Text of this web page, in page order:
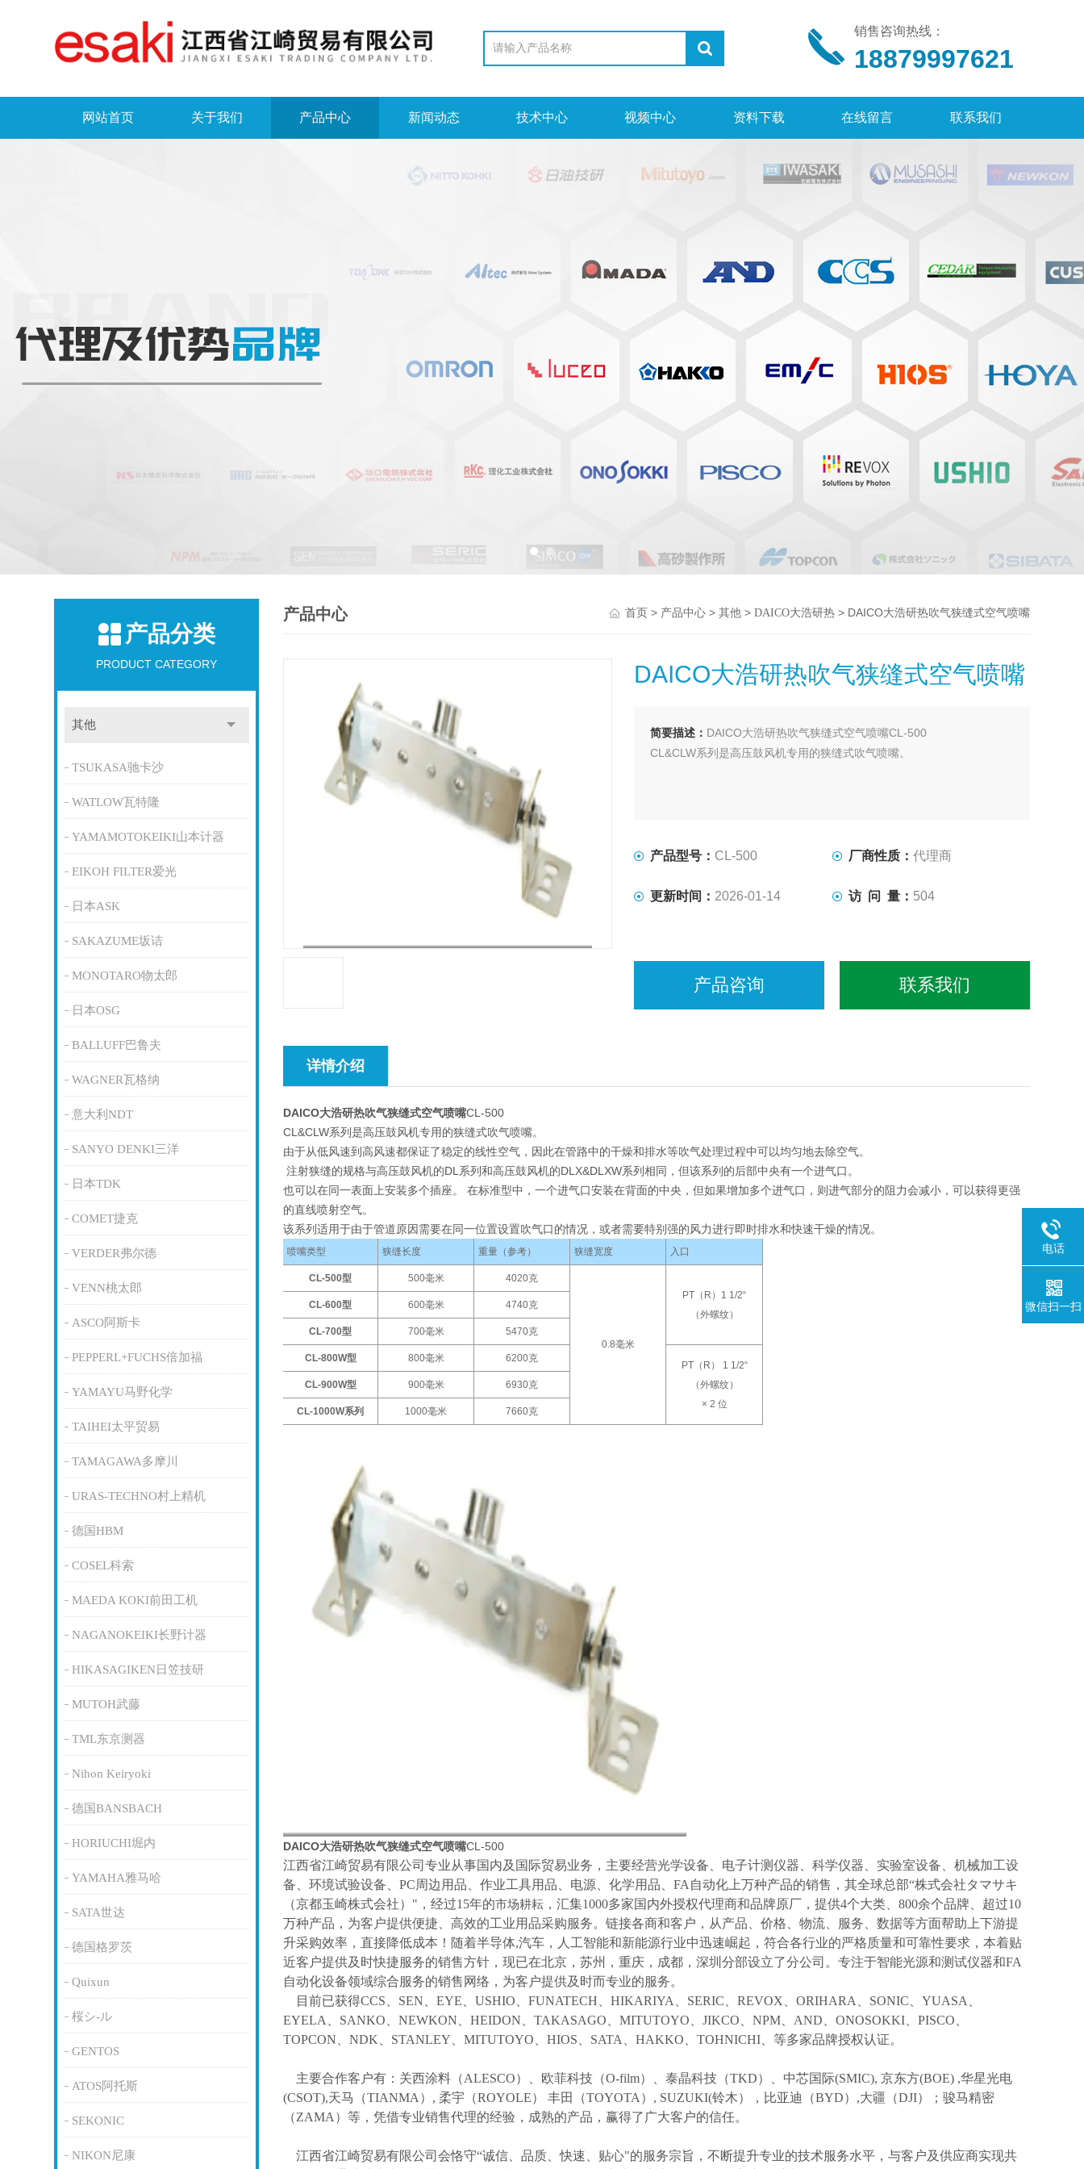
销售咨询热线：
18879997621
网站首页 关于我们 产品中心 新闻动态 技术中心 视频中心 资料下载 在线留言 联系我们
产品分类
PRODUCT CATEGORY
其他
TSUKASA驰卡沙
WATLOW瓦特隆
YAMAMOTOKEIKI山本计器
EIKOH FILTER爱光
日本ASK
SAKAZUME坂诘
MONOTARO物太郎
日本OSG
BALLUFF巴鲁夫
WAGNER瓦格纳
意大利NDT
SANYO DENKI三洋
日本TDK
COMET捷克
VERDER弗尔德
VENN桃太郎
ASCO阿斯卡
PEPPERL+FUCHS倍加福
YAMAYU马野化学
TAIHEI太平贸易
TAMAGAWA多摩川
URAS-TECHNO村上精机
德国HBM
COSEL科索
MAEDA KOKI前田工机
NAGANOKEIKI长野计器
HIKASAGIKEN日笠技研
MUTOH武藤
TML东京测器
Nihon Keiryoki
德国BANSBACH
HORIUCHI堀内
YAMAHA雅马哈
SATA世达
德国格罗茨
Quixun
桜シ-ル
GENTOS
ATOS阿托斯
SEKONIC
NIKON尼康
产品中心 首页> 产品中心> 其他> DAICO大浩研热> DAICO大浩研热吹气狭缝式空气喷嘴
DAICO大浩研热吹气狭缝式空气喷嘴
简要描述： DAICO大浩研热吹气狭缝式空气喷嘴CL-500
CL&CLW系列是高压鼓风机专用的狭缝式吹气喷嘴。
产品型号： CL-500 厂商性质： 代理商
更新时间： 2026-01-14 访 问 量： 504
产品咨询 联系我们
详情介绍
DAICO大浩研热吹气狭缝式空气喷嘴CL-500
CL&CLW系列是高压鼓风机专用的狭缝式吹气喷嘴。
由于从低风速到高风速都保证了稳定的线性空气，因此在管路中的干燥和排水等吹气处理过程中可以均匀地去除空气。
注射狭缝的规格与高压鼓风机的DL系列和高压鼓风机的DLX&DLXW系列相同，但该系列的后部中央有一个进气口。
也可以在同一表面上安装多个插座。 在标准型中，一个进气口安装在背面的中央，但如果增加多个进气口，则进气部分的阻力会减小，可以获得更强
的直线喷射空气。
该系列适用于由于管道原因需要在同一位置设置吹气口的情况，或者需要特别强的风力进行即时排水和快速干燥的情况。
喷嘴类型 狭缝长度 重量（参考） 狭缝宽度 入口
CL-500型 500毫米 4020克
0.8毫米
PT（R）1 1/2“
（外螺纹）
CL-600型 600毫米 4740克
CL-700型 700毫米 5470克
CL-800W型 800毫米 6200克
PT（R） 1 1/2“
（外螺纹）
× 2 位
CL-900W型 900毫米 6930克
CL-1000W系列 1000毫米 7660克
DAICO大浩研热吹气狭缝式空气喷嘴CL-500
江西省江崎贸易有限公司专业从事国内及国际贸易业务，主要经营光学设备、电子计测仪器、科学仪器、实验室设备、机械加工设
备、环境试验设备、PC周边用品、作业工具用品、电源、化学用品、FA自动化上万种产品的销售，其全球总部“株式会社タマサキ
（京都玉崎株式会社）"，经过15年的市场耕耘 ，汇集1000多家国内外授权代理商和品牌原厂，提供4个大类、800余个品牌、超过10
万种产品，为客户提供便捷、高效的工业用品采购服务。链接各商和客户，从产品、价格、物流、服务、数据等方面帮助上下游提
升采购效率，直接降低成本！随着半导体,汽车，人工智能和新能源行业中迅速崛起，符合各行业的严格质量和可靠性要求，本着贴
近客户提供及时快捷服务的销售方针，现已在北京，苏州，重庆，成都，深圳分部设立了分公司。专注于智能光源和测试仪器和FA
自动化设备领域综合服务的销售网络，为客户提供及时而专业的服务。
目前已获得CCS、SEN、EYE、USHIO、FUNATECH、HIKARIYA、SERIC、REVOX、ORIHARA、SONIC、YUASA、
EYELA、SANKO、NEWKON、HEIDON、TAKASAGO、MITUTOYO、JIKCO、NPM、AND、ONOSOKKI、PISCO、
TOPCON、NDK、STANLEY、MITUTOYO、HIOS、SATA、HAKKO、TOHNICHI、等多家品牌授权认证。
主要合作客户有：关西涂料（ALESCO）、欧菲科技（O-film）、泰晶科技（TKD）、中芯国际(SMIC), 京东方(BOE) ,华星光电
(CSOT),天马（TIANMA）, 柔宇（ROYOLE） 丰田（TOYOTA）, SUZUKI(铃木），比亚迪（BYD）,大疆（DJI）；骏马精密
（ZAMA）等，凭借专业销售代理的经验，成熟的产品，赢得了广大客户的信任。
江西省江崎贸易有限公司会恪守“诚信、品质、快速、贴心"的服务宗旨，不断提升专业的技术服务水平，与客户及供应商实现共
电话
微信扫一扫